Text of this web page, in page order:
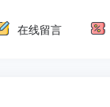
在线留言